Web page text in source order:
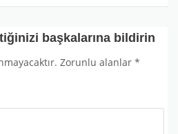
başkalarına bildirin
Zorunlu alanlar *